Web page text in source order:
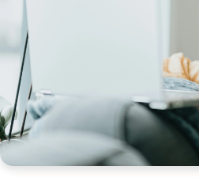
December bingo
Udgives af: Helle Sander
0,00
Læs mere